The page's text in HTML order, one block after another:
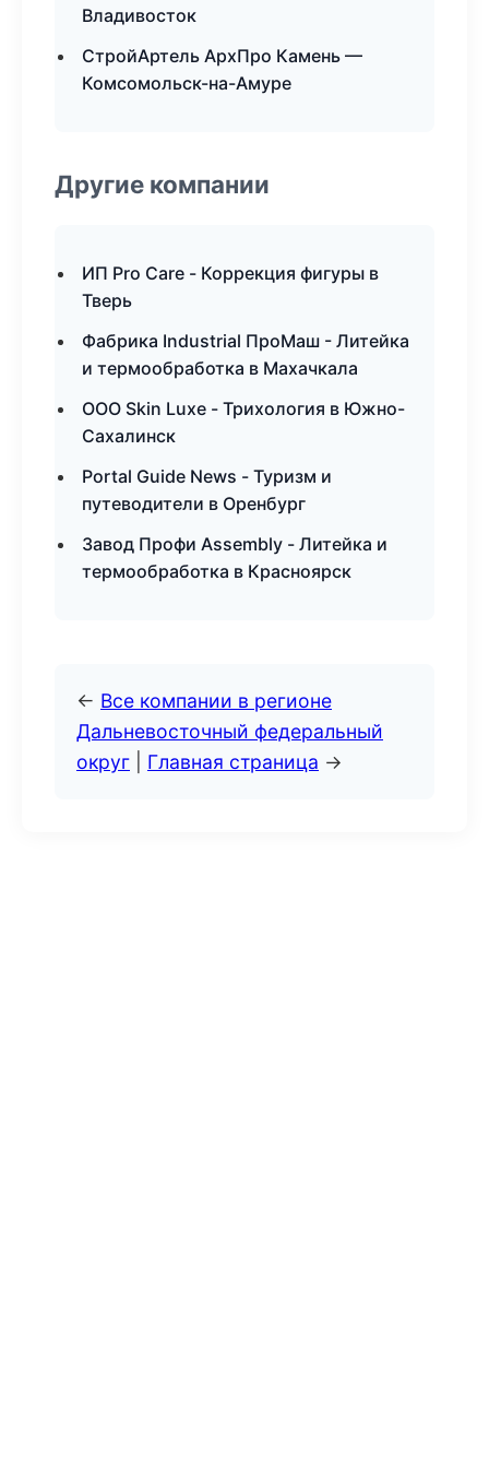
Владивосток
СтройАртель АрхПро Камень —
Комсомольск-на-Амуре
Другие компании
ИП Pro Care - Коррекция фигуры в
Тверь
Фабрика Industrial ПроМаш - Литейка
и термообработка в Махачкала
ООО Skin Luxe - Трихология в Южно-
Сахалинск
Portal Guide News - Туризм и
путеводители в Оренбург
Завод Профи Assembly - Литейка и
термообработка в Красноярск
← Все компании в регионе
Дальневосточный федеральный
округ
Главная страница →